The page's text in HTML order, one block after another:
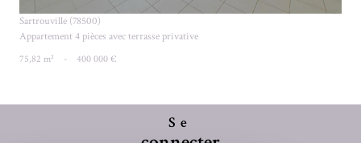
Sartrouville (78500)
Appartement 4 pièces avec terrasse privative
75,82 m² - 400 000 €
Se